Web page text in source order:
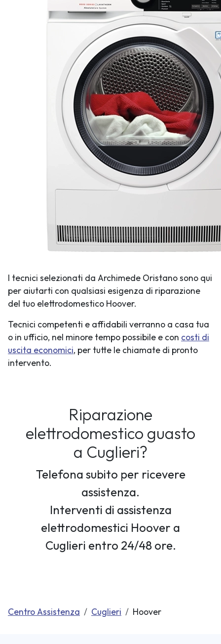
I tecnici selezionati da Archimede Oristano sono qui
per aiutarti con qualsiasi esigenza di riparazione
del tuo elettrodomestico Hoover.
Tecnici competenti e affidabili verranno a casa tua
o in ufficio, nel minore tempo possibile e con costi di
uscita economici, per tutte le chiamate di pronto
intervento.
Riparazione
elettrodomestico guasto
a Cuglieri?
Telefona subito per ricevere
assistenza.
Interventi di assistenza
elettrodomestici Hoover a
Cuglieri entro 24/48 ore.
Centro Assistenza Cuglieri Hoover